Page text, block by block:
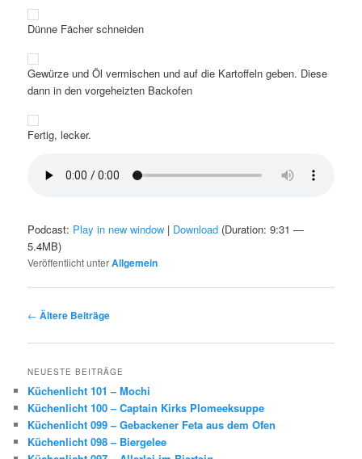
Dünne Fächer schneiden
Gewürze und Öl vermischen und auf die Kartoffeln geben. Diese
dann in den vorgeheizten Backofen
Fertig, lecker.
Podcast: Play in new window | Download (Duration: 9:31 —
5.4MB)
Veröffentlicht unterAllgemein
Beitragsnavigation
← Ältere Beiträge
NEUESTE BEITRÄGE
Küchenlicht 101 – Mochi
Küchenlicht 100 – Captain Kirks Plomeeksuppe
Küchenlicht 099 – Gebackener Feta aus dem Ofen
Küchenlicht 098 – Biergelee